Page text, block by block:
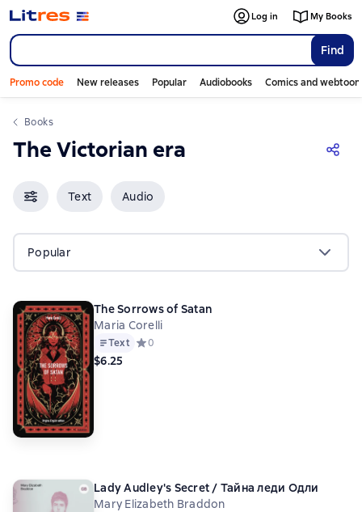
Find
Log in My Books
Promo code New releases Popular Audiobooks Comics and
Books
The Victorian era
Text Audio
Popular
The Sorrows of Satan
Maria Corelli
Text Средний рейтинг 0 на основе 0 оценок
0
$6.25
Lady Audley's Secret / Тайна леди Одли
Mary Elizabeth Braddon